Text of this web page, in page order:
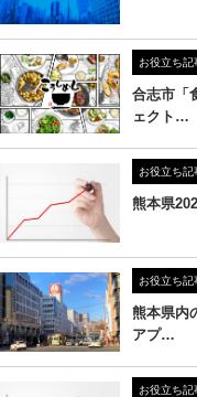
お役立ち記
合志市「
ェクト…
お役立ち記
熊本県
お役立ち記
熊本県内
アプ…
お役立ち記